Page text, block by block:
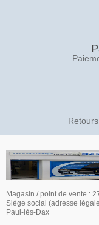
Magasin / point de vente :
Siège social (adresse
Paul-lès-Dax